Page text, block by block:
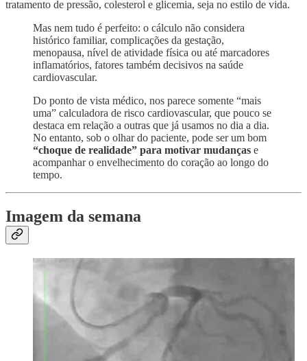
tratamento de pressão, colesterol e glicemia, seja no estilo de vida.
Mas nem tudo é perfeito: o cálculo não considera
histórico familiar, complicações da gestação,
menopausa, nível de atividade física ou até marcadores
inflamatórios, fatores também decisivos na saúde
cardiovascular.
Do ponto de vista médico, nos parece somente “mais
uma” calculadora de risco cardiovascular, que pouco se
destaca em relação a outras que já usamos no dia a dia.
No entanto, sob o olhar do paciente, pode ser um bom
“choque de realidade” para motivar mudanças e
acompanhar o envelhecimento do coração ao longo do
tempo.
Imagem da semana